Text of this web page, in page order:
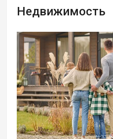
Недвижимость